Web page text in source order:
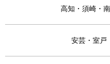
高知・須崎・
安芸・室戸